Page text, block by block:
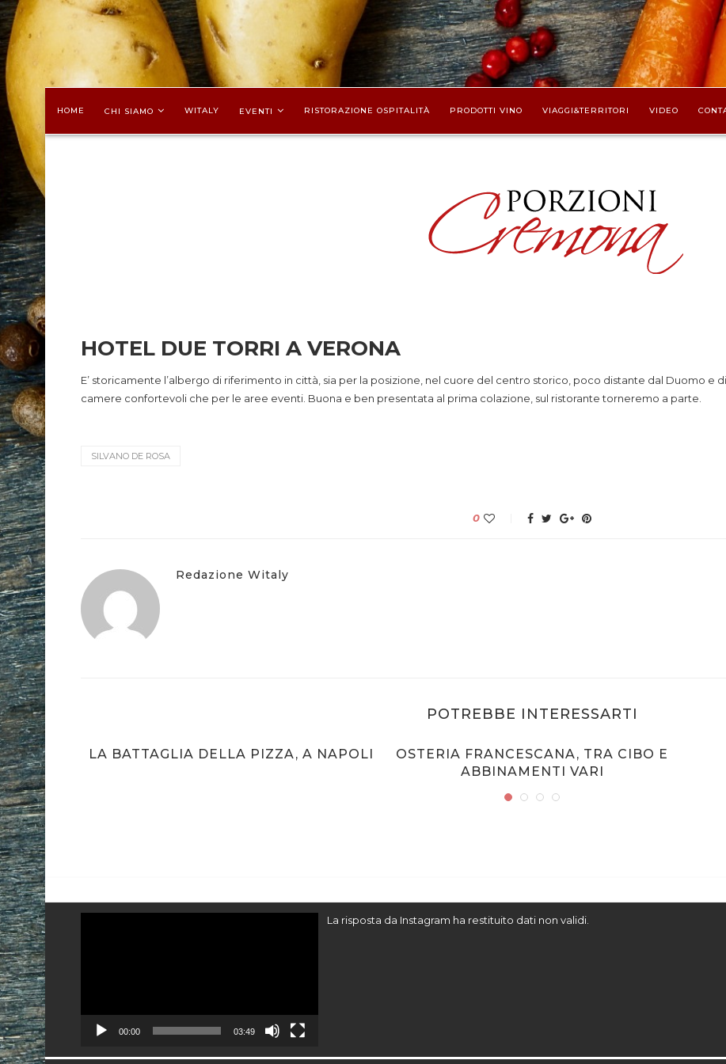
HOME CHI SIAMO WITALY EVENTI RISTORAZIONE OSPITALITÀ PRODOTTI VINO VIAGGI&TERRITORI VIDEO
HOTEL DUE TORRI A VERONA
E’ storicamente l’albergo di riferimento in città, sia per la posizione, nel cuore del centro storico, poco distante dal Duomo e
camere confortevoli che per le aree eventi. Buona e ben presentata al prima colazione, sul ristorante torneremo a parte.
SILVANO DE ROSA
0
Redazione Witaly
POTREBBE INTERESSARTI
LA BATTAGLIA DELLA PIZZA, A NAPOLI
OSTERIA FRANCESCANA, TRA CIBO E
ABBINAMENTI VARI
00:00 03:49
La risposta da Instagram ha restituito dati non validi.